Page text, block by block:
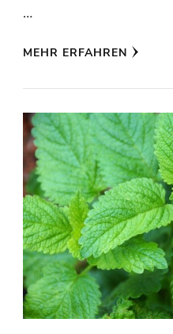
…
MEHR ERFAHREN